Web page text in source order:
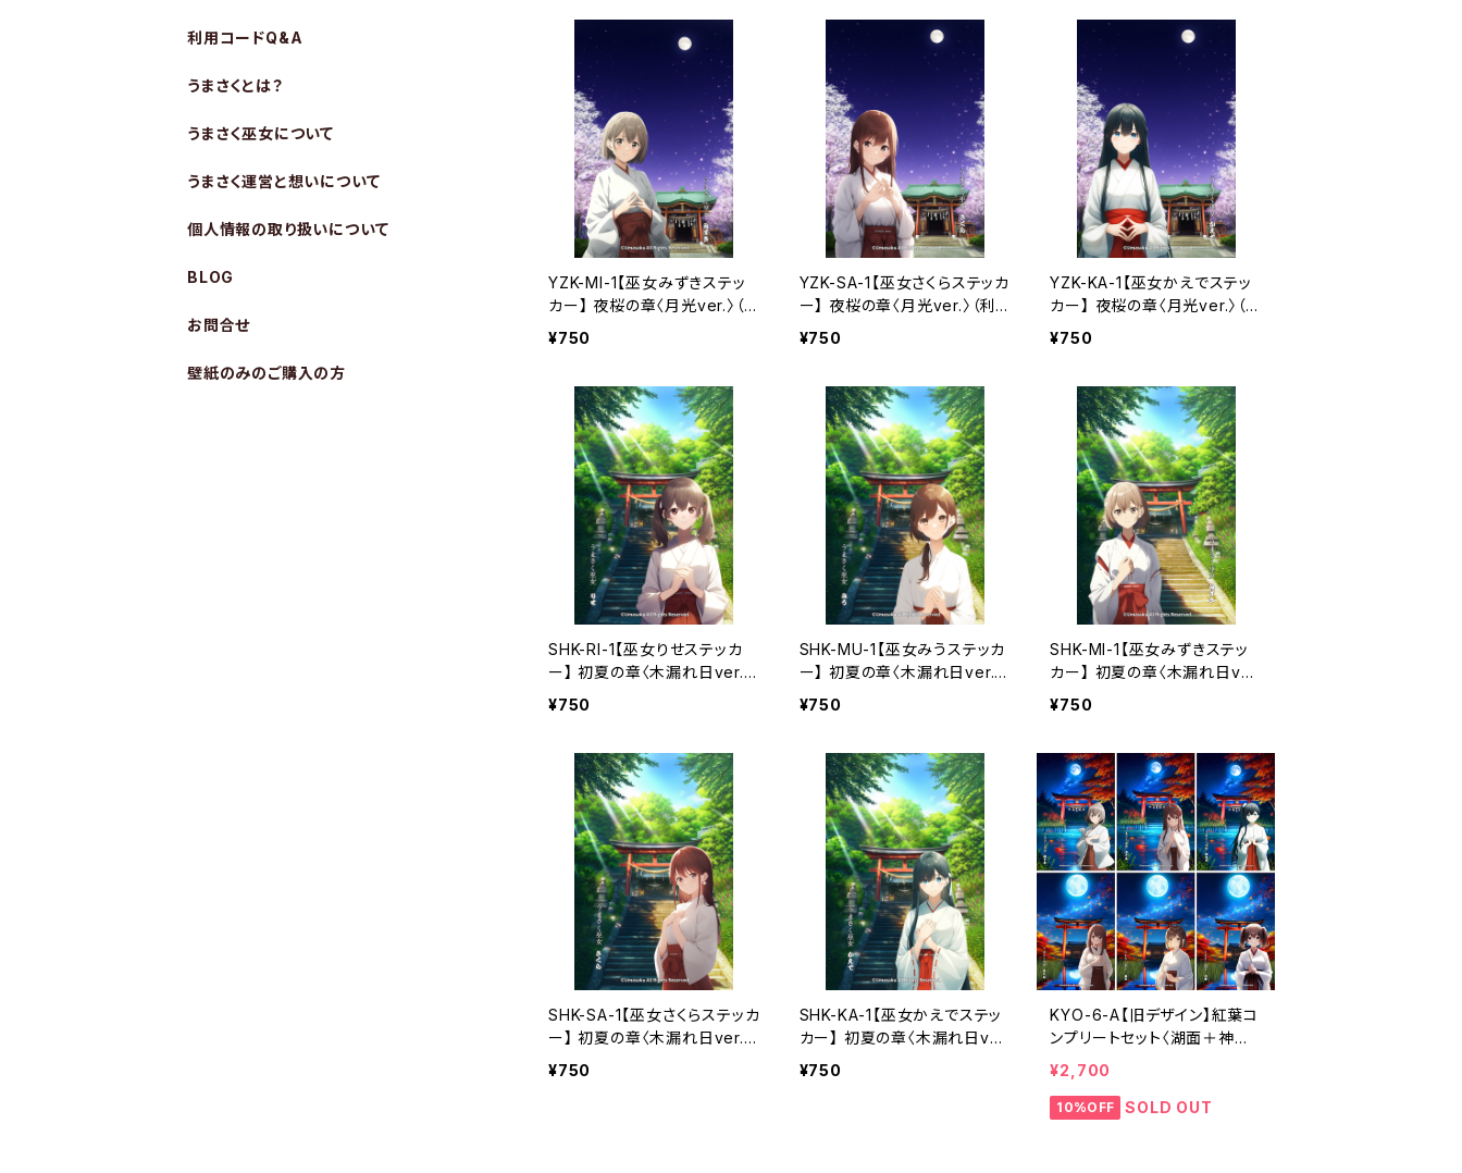
YZK-MI-1【巫女みずきステッ
カー】 夜桜の章〈月光ver.〉（利
用コード1ヶ月付き）
¥750
YZK-SA-1【巫女さくらステッカ
ー】 夜桜の章〈月光ver.〉（利
用コード1ヶ月付き）
¥750
YZK-KA-1【巫女かえでステッ
カー】 夜桜の章〈月光ver.〉（利
用コード1ヶ月付き）
¥750
SHK-RI-1【巫女りせステッカ
ー】 初夏の章〈木漏れ日ver.〉
（利用コード1ヶ月付き）
¥750
SHK-MU-1【巫女みうステッカ
ー】 初夏の章〈木漏れ日ver.〉
（利用コード1ヶ月付き）
¥750
SHK-MI-1【巫女みずきステッ
カー】 初夏の章〈木漏れ日ve
r.〉（利用コード1ヶ月付き）
¥750
SHK-SA-1【巫女さくらステッカ
ー】 初夏の章〈木漏れ日ver.〉
（利用コード1ヶ月付き）
¥750
SHK-KA-1【巫女かえでステッ
カー】 初夏の章〈木漏れ日ve
r.〉（利用コード1ヶ月付き）
¥750
KYO-6-A【旧デザイン】紅葉コ
ンプリートセット〈湖面＋神社v
er.〉（利用コード6ヶ月付き）
¥2,700
10%OFF SOLD OUT
利用コードQ&A
うまさくとは？
うまさく巫女について
うまさく運営と想いについて
個人情報の取り扱いについて
BLOG
お問合せ
壁紙のみのご購入の方